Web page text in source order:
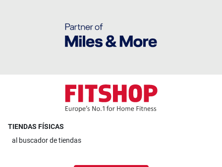
TIENDAS FÍSICAS
al buscador de tiendas